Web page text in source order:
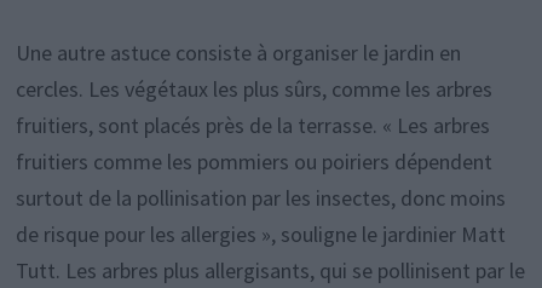
Une autre astuce consiste à organiser le jardin en
cercles. Les végétaux les plus sûrs, comme les arbres
fruitiers, sont placés près de la terrasse. « Les arbres
fruitiers comme les pommiers ou poiriers dépendent
surtout de la pollinisation par les insectes, donc moins
de risque pour les allergies », souligne le jardinier Matt
Tutt. Les arbres plus allergisants, qui se pollinisent par le